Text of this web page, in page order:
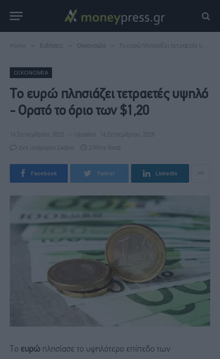
Home Ειδήσεις Οικονομία Το ευρώ πλησιάζει τετραετές υψηλό - Ορατό το όριο των $1,20
ΟΙΚΟΝΟΜΊΑ
Το ευρώ πλησιάζει τετραετές υψηλό
- Ορατό το όριο των $1,20
16 Σεπτεμβρίου, 2025 Updated: 16 Σεπτεμβρίου, 2025
Δεν υπάρχουν Σχόλια 2 Mins Read
Facebook Twitter LinkedIn
Το ευρώ πλησίασε το υψηλότερο επίπεδο των